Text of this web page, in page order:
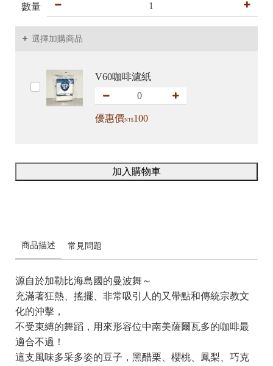
數量
選擇加購商品
V60咖啡濾紙
優惠價NT$100
加入購物車
商品描述 常見問題
源自於加勒比海島國的曼波舞～
充滿著狂熱、搖擺、非常吸引人的又帶點和傳統宗教文
化的沖擊，
不受束縛的舞蹈，用來形容位中南美薩爾瓦多的咖啡最
適合不過！
這支風味多采多姿的豆子，黑醋栗、櫻桃、鳳梨、巧克